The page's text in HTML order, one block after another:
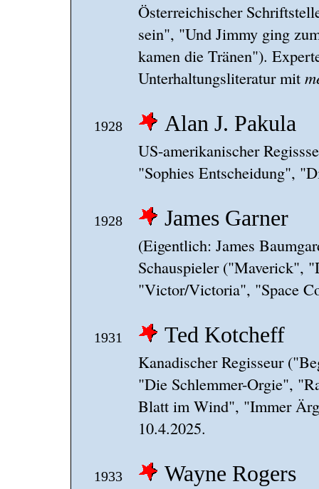
Österreichischer
sein", "Und Jimmy ging
kamen die Tränen").
Unterhaltungsliteratur mit
1928 Alan J. Pakula
US-amerikanischer
"Sophies Entscheidung",
1928 James Garner
(Eigentlich: James
Schauspieler ("Maverick",
"Victor/Victoria", "Space
1931 Ted Kotcheff
Kanadischer Regisseur
"Die Schlemmer-Orgie",
Blatt im Wind", "Immer
10.4.2025.
1933 Wayne Rogers